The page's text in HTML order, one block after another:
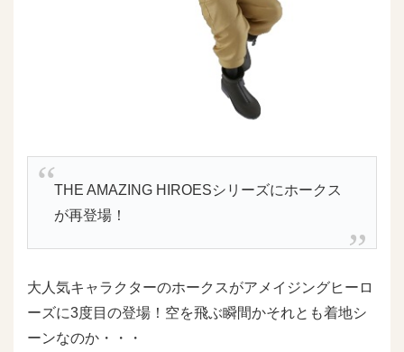
THE AMAZING HIROESシリーズにホークス
が再登場！
大人気キャラクターのホークスがアメイジングヒーロ
ーズに3度目の登場！空を飛ぶ瞬間かそれとも着地シ
ーンなのか・・・